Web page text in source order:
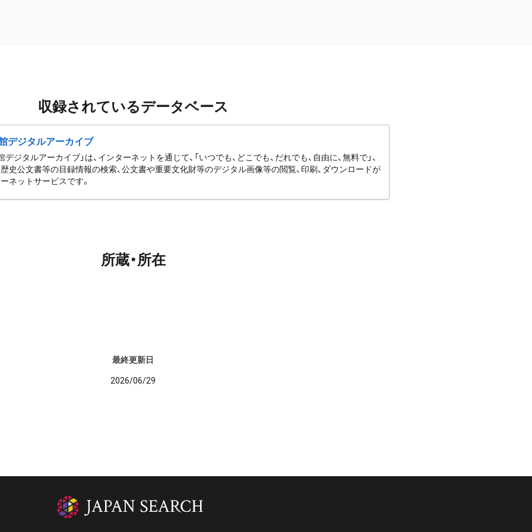
収録されているデータベース
デジタルアーカイブ
デジタルアーカイブ」は、インターネットを通じて、「いつでも、どこでも、だれでも、自由に、無料で」、
史公文書等の目録情報の検索、公文書や重要文化財等のデジタル画像等の閲覧、印刷、ダウンロードが
ネットサービスです。
所蔵・所在
最終更新日
2026/06/29